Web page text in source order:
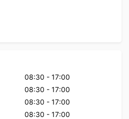
08:30 - 17:00
08:30 - 17:00
08:30 - 17:00
08:30 - 17:00